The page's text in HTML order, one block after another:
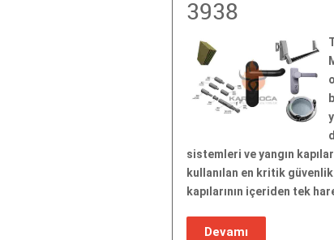
3938
sistemleri ve yangın
kullanılan en kritik güvenlik
kapılarının içeriden tek
Devamı